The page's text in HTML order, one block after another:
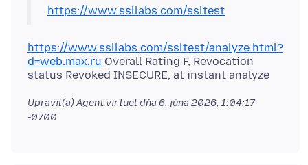
https://www.ssllabs.com/ssltest
https://www.ssllabs.com/ssltest/analyze.html?
d=web.max.ru Overall Rating F, Revocation
Upravil(a) Agent virtuel dňa 6. júna 2026, 1:04:17
-0700